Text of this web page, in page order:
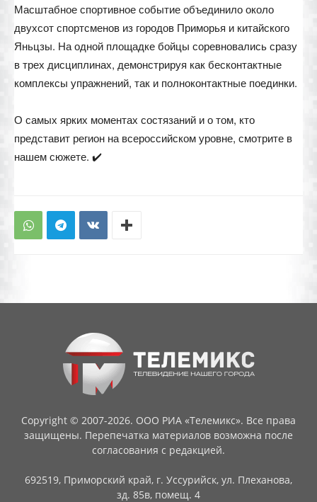
Масштабное спортивное событие объединило около
двухсот спортсменов из городов Приморья и китайского
Яньцзы. На одной площадке бойцы соревновались сразу
в трех дисциплинах, демонстрируя как бесконтактные
комплексы упражнений, так и полноконтактные поединки.
О самых ярких моментах состязаний и о том, кто
представит регион на всероссийском уровне, смотрите в
нашем сюжете. ✔️
Copyright © 2007-2026. ООО РИА «Телемикс». Все права
защищены. Перепечатка материалов возможна после
согласования с редакцией.
692519, Приморский край, г. Уссурийск, ул. Плеханова,
зд. 85в, помещ. 4